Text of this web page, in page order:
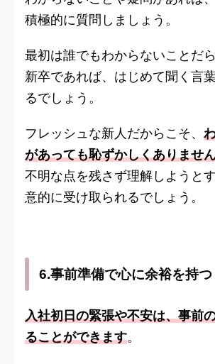
積極的に質問しましょう。
最初は誰でもわからないことだら
新卒であれば、はじめて聞く言
るでしょう。
フレッシュな新人だからこそ、
があっても恥ずかしくありませ
不明な点を残さず理解しようと
意的に受け取られるでしょう。
6.事前準備で心に余裕を持つ
入社初日の緊張や不安は、事前
ることができます。